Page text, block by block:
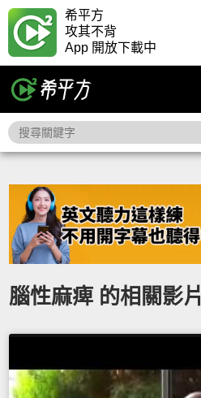
希平方
攻其不背
App 開放下載中
腦性麻痺 的相關影片